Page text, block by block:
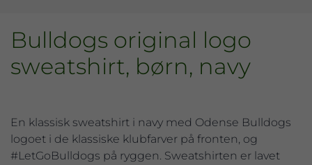
Bulldogs original logo
sweatshirt, børn, navy
En klassisk sweatshirt i navy med Odense Bulldogs
logoet i de klassiske klubfarver på fronten, og
#LetGoBulldogs på ryggen. Sweatshirten er lavet